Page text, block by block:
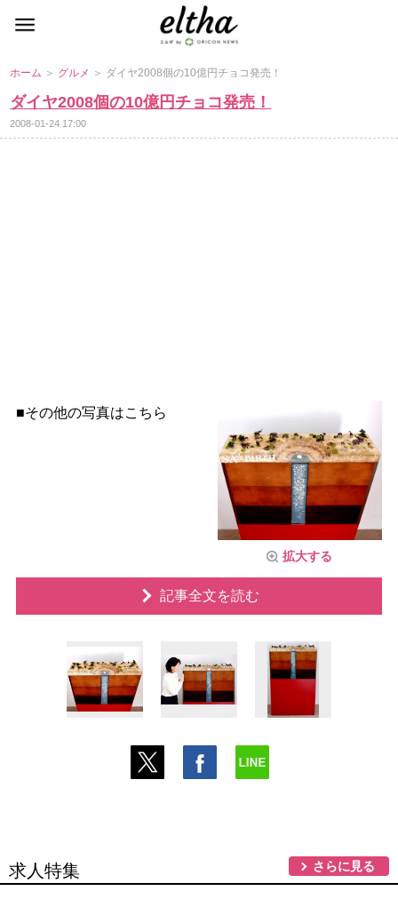
ホーム ＞ グルメ ＞ ダイヤ2008個の10億円チョコ発売！
ダイヤ2008個の10億円チョコ発売！
2008-01-24 17:00
拡大する
■その他の写真はこちら
記事全文を読む
求人特集 さらに見る